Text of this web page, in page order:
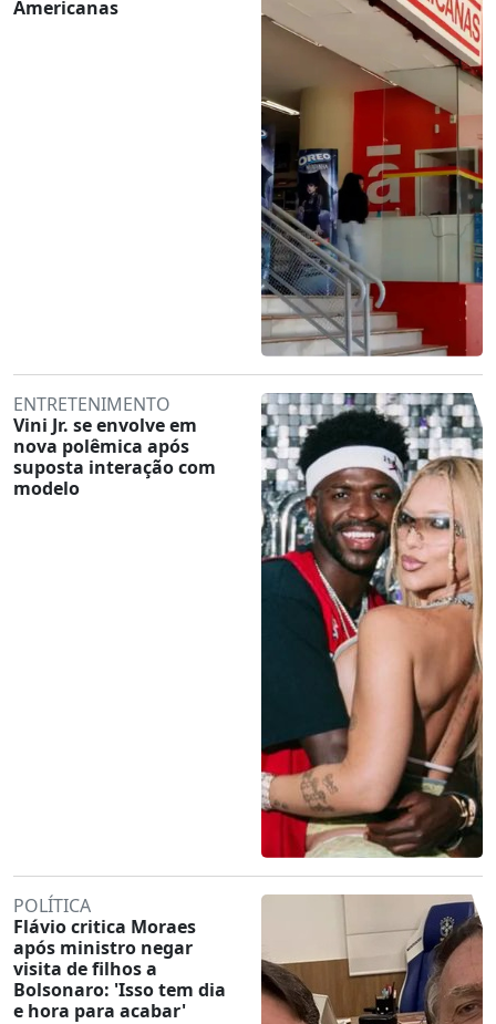
Americanas
ENTRETENIMENTO
Vini Jr. se envolve em
nova polêmica após
suposta interação com
modelo
POLÍTICA
Flávio critica Moraes
após ministro negar
visita de filhos a
Bolsonaro: 'Isso tem dia
e hora para acabar'